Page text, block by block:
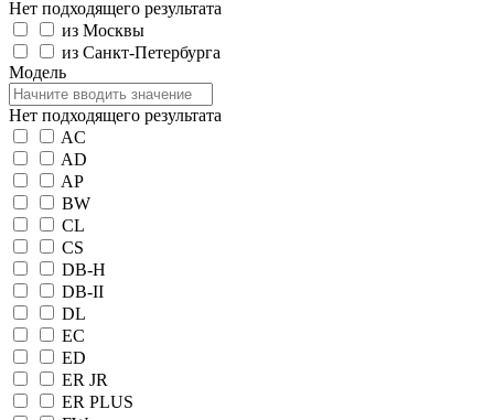
Нет подходящего результата
из Москвы
из Санкт-Петербурга
Модель
Нет подходящего результата
AC
AD
AP
BW
CL
CS
DB-H
DB-II
DL
EC
ED
ER JR
ER PLUS